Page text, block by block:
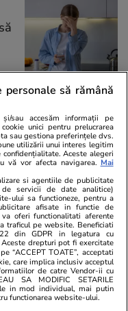
17 iul.
20 iul.
să rămână
și/sau accesăm informații pe
unici pentru prelucrarea
sau gestiona preferințele dvs.
utilizării unui interes legitim
Aceste alegeri
vă vor afecta navigarea. Mai
si agentiile de publicitate
servicii de date analitice)
ului sa functioneze, pentru a
afisate in functie de
oferi functionalitati aferente
traficul pe website. Beneficiati
din GDPR in legatura cu
drepturi pot fi exercitate
“ACCEPT TOATE”, acceptati
care implica inclusiv acceptul
de catre Vendor-ii cu
SA MODIFIC SETARILE
in mod individual, mai putin
functionarea website-ului.